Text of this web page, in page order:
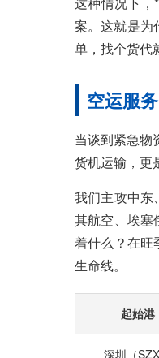
案。这就是为
单，找个货代
空运服
当谈到紧急物
货机运输，更
我们主攻中东
其航空、埃塞
着什么？在旺
生命线。
起始港
深圳（SZX